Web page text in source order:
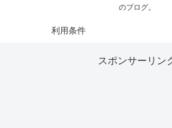
のブログ。
利用条件
スポンサーリン